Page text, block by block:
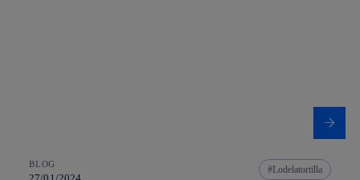
BLOG
27/01/2024
Lodelatortilla